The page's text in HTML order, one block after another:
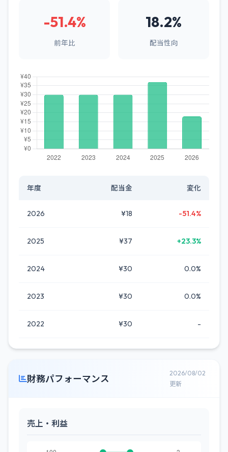
-51.4%
前年比
18.2%
配当性向
年度 配当金 変化
2026 ¥18 -51.4%
2025 ¥37 +23.3%
2024 ¥30 0.0%
2023 ¥30 0.0%
2022 ¥30 -
財務パフォーマンス
2026/08/02
更新
売上・利益